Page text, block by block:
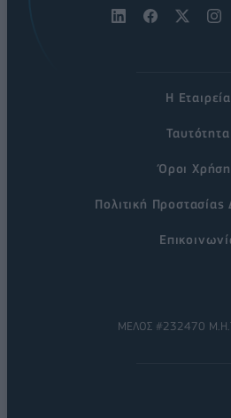
Η Εταιρεία
Ταυτότητα
Όροι
Πολιτική
ΜΕΛΟΣ #232470